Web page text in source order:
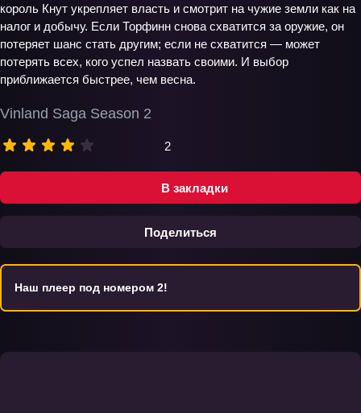
В закладки
Поделиться
Vinland Saga Season 2
2
король Кнут укрепляет власть и смотрит на чужие земли как на
налог и добычу. Если Торфинн снова схватится за оружие, он
потеряет шанс стать другим; если не схватится — может
потерять всех, кого успел назвать своими. И выбор
приближается быстрее, чем весна.
Наш плеер под номером 2!